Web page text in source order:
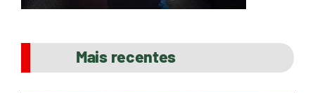
Mais recentes